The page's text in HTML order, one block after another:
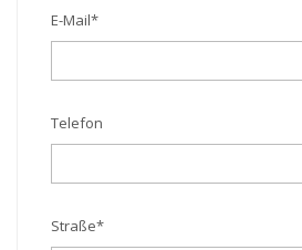
E-Mail*
Telefon
Straße*